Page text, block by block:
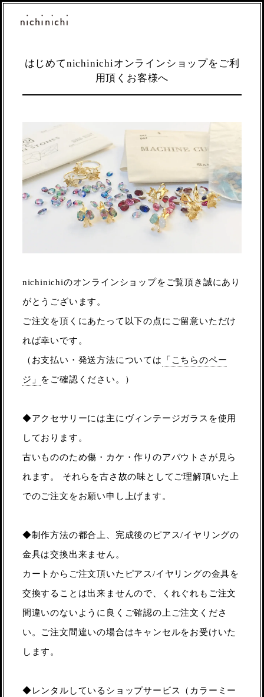
はじめてnichinichiオンラインショップをご利
用頂くお客様へ
nichinichiのオンラインショップをご覧頂き誠にあり
がとうございます。
ご注文を頂くにあたって以下の点にご留意いただけ
れば幸いです。
（お支払い・発送方法については 「こちらのペー
ジ」 をご確認ください。）
◆アクセサリーには主にヴィンテージガラスを使用
しております。
古いもののため傷・カケ・作りのアバウトさが見ら
れます。 それらを古さ故の味としてご理解頂いた上
でのご注文をお願い申し上げます。
◆制作方法の都合上、完成後のピアス/イヤリングの
金具は交換出来ません。
カートからご注文頂いたピアス/イヤリングの金具を
交換することは出来ませんので、くれぐれもご注文
間違いのないように良くご確認の上ご注文くださ
い。ご注文間違いの場合はキャンセルをお受けいた
します。
◆レンタルしているショップサービス（カラーミー